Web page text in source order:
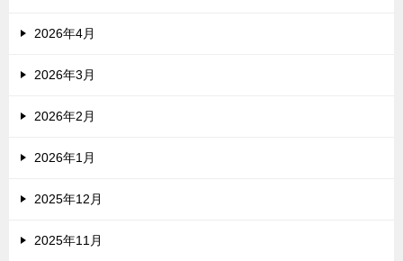
2026年4月
2026年3月
2026年2月
2026年1月
2025年12月
2025年11月